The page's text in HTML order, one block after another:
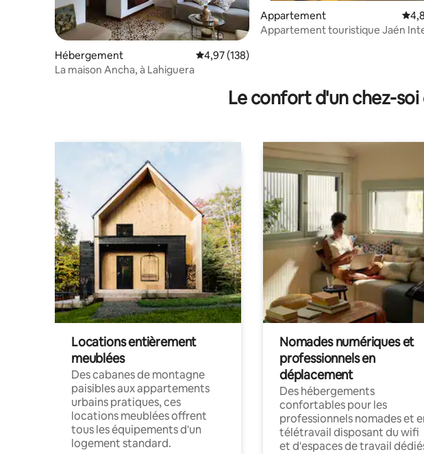
Hébergement Évaluation moyenne sur la base de 138
4,97 (138)
La maison Ancha, à Lahiguera
Appartement
Appartement touristique Jaén
Le confort d'un chez-
Locations entièrement
meublées
Des cabanes de montagne
paisibles aux appartements
urbains pratiques, ces
locations meublées offrent
tous les équipements d'un
logement standard.
Nomades numériques et
professionnels en
déplacement
Des hébergements
confortables pour les
professionnels nomades et
télétravail disposant du wifi
et d'espaces de travail